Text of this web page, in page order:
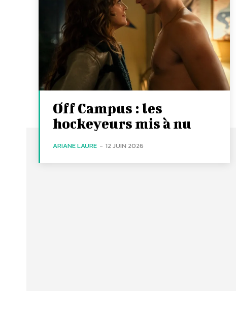
Off Campus : les
hockeyeurs mis à nu
ARIANE LAURE - 12 JUIN 2026